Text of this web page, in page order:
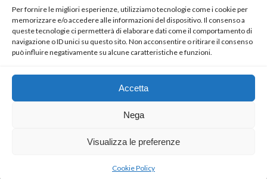
Per fornire le migliori esperienze, utilizziamo tecnologie come i cookie per
memorizzare e/o accedere alle informazioni del dispositivo. Il consenso a
queste tecnologie ci permetterà di elaborare dati come il comportamento di
navigazione o ID unici su questo sito. Non acconsentire o ritirare il consenso
può influire negativamente su alcune caratteristiche e funzioni.
Accetta
Nega
Visualizza le preferenze
Cookie Policy
SEGUICI
Coockie Policy